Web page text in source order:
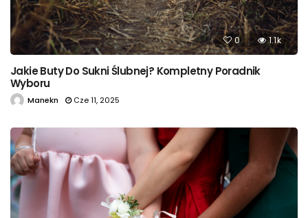
0 1.1k
Jakie Buty Do Sukni Ślubnej? Kompletny Poradnik
Wyboru
Manekn Cze 11, 2025